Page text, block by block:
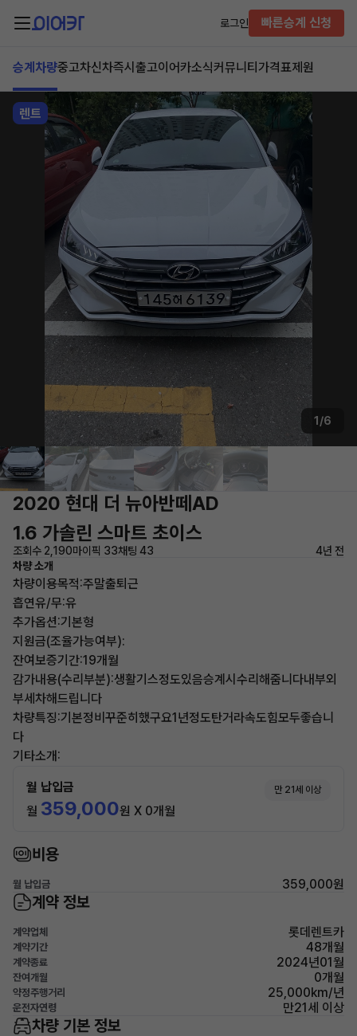
로그인 빠른승계 신청
승계차량중고차신차즉시출고이어카소식커뮤니티 가격표제원
렌트
1/6
2020 현대 더 뉴아반떼AD
1.6 가솔린 스마트 초이스
조회수 2,190마이픽 33채팅 43
4년 전
차량 소개
차량이용목적:주말출퇴근
흡연유/무:유
추가옵션:기본형
지원금(조율가능여부):
잔여보증기간:19개월
감가내용(수리부분):생활기스정도있음승계시수리해줌니다내부외
부세차해드립니다
차량특징:기본정비꾸준히했구요1년정도탄거라속도힘모두좋습니
다
기타소개:
월 납입금 만 21세 이상
월 359,000원 X 0개월
비용
월 납입금 359,000원
계약 정보
계약업체 롯데렌트카
계약기간 48개월
계약종료 2024년01월
잔여개월 0개월
약정주행거리 25,000km/년
운전자연령 만21세 이상
차량 기본 정보